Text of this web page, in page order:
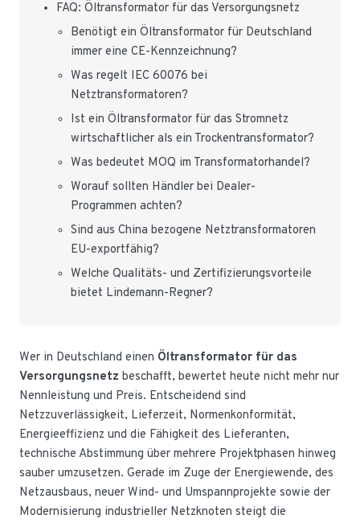
FAQ: Öltransformator für das Versorgungsnetz
Benötigt ein Öltransformator für Deutschland
immer eine CE-Kennzeichnung?
Was regelt IEC 60076 bei
Netztransformatoren?
Ist ein Öltransformator für das Stromnetz
wirtschaftlicher als ein Trockentransformator?
Was bedeutet MOQ im Transformatorhandel?
Worauf sollten Händler bei Dealer-
Programmen achten?
Sind aus China bezogene Netztransformatoren
EU-exportfähig?
Welche Qualitäts- und Zertifizierungsvorteile
bietet Lindemann-Regner?
Wer in Deutschland einen Öltransformator für das
Versorgungsnetz beschafft, bewertet heute nicht mehr nur
Nennleistung und Preis. Entscheidend sind
Netzzuverlässigkeit, Lieferzeit, Normenkonformität,
Energieeffizienz und die Fähigkeit des Lieferanten,
technische Abstimmung über mehrere Projektphasen hinweg
sauber umzusetzen. Gerade im Zuge der Energiewende, des
Netzausbaus, neuer Wind- und Umspannprojekte sowie der
Modernisierung industrieller Netzknoten steigt die